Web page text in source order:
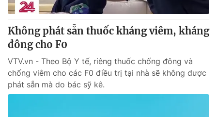
Giấy phép hoạt động báo in và báo điện tử số 483/GP-BTTTT
cấp ngày 29/12/2023
Tổng Biên tập:Vũ Thanh Thủy
Phó Tổng Biên tập:
Tổng đài VTV:
024.38 355 931 - 024.38 355 932
Ðiện thoại Thời báo VTV:024.66 897 897
Email:toasoan@vtv.vn
Không phát sẵn thuốc kháng viêm, kháng
đông cho F0
VTV.vn - Theo Bộ Y tế, riêng thuốc chống đông và
chống viêm cho các F0 điều trị tại nhà sẽ không được
phát sẵn mà do bác sỹ kê.